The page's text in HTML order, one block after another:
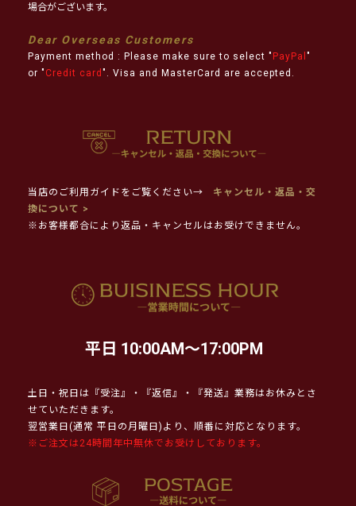
場合がございます。
Dear Overseas Customers
Payment method : Please make sure to select " PayPal "
or " Credit card ". Visa and MasterCard are accepted.
当店のご利用ガイドをご覧ください→
キャンセル・返品・交
換について >
※お客様都合により返品・キャンセルはお受けできません。
平日 10:00AM～17:00PM
土日・祝日は『受注』・『返信』・『発送』業務はお休みとさ
せていただきます。
翌営業日(通常 平日の月曜日)より、順番に対応となります。
※ご注文は24時間年中無休でお受けしております。